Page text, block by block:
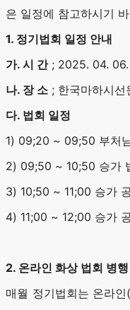
은 일정에 참고하시기
1. 정기법회 일정 안내
가. 시 간; 2025. 04.
나. 장 소 ; 한국마하시
다. 법회 일정
1) 09;20 ~ 09;50 부처
2) 09;50 ~ 10;50 승가
3) 10;50 ~ 11;00 승가
4) 11;00 ~ 12;00 승가
2. 온라인 화상 법회 병
매월 정기법회는 온라